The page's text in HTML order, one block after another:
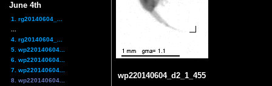
June 4th
1. rg20140604_...
4. rg20140604_...
5. wp220140604...
6. wp220140604...
7. wp220140604...
8. wp220140604...
wp220140604_d2_1_455